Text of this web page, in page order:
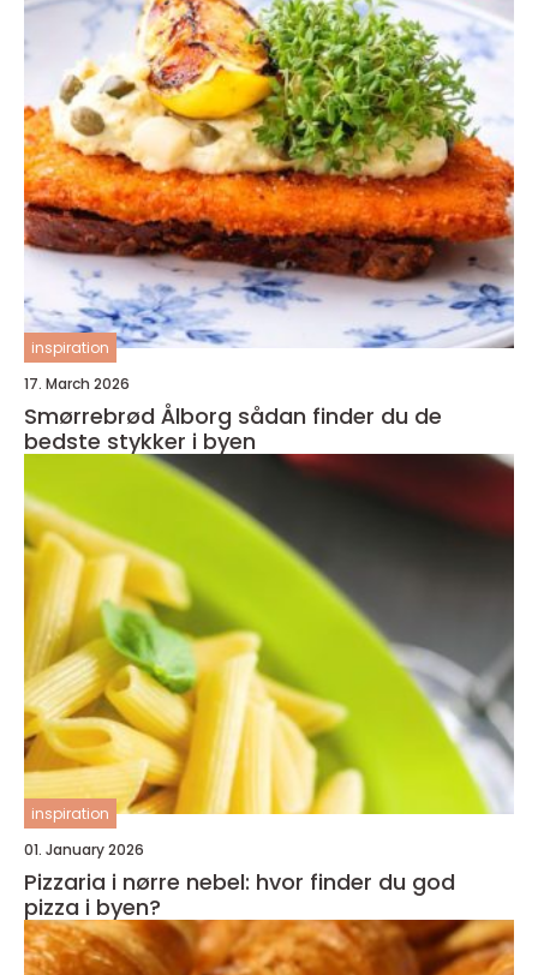
inspiration
17. March 2026
Smørrebrød Ålborg sådan finder du de
bedste stykker i byen
inspiration
01. January 2026
Pizzaria i nørre nebel: hvor finder du god
pizza i byen?